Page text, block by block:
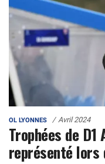
OL LYONNES Avril 2024
Trophées de
représenté lors